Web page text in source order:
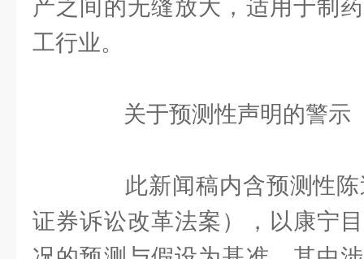
产之间的无缝放大，适用于制
工行业。
关于预测性声明的警示
此新闻稿内含预测性陈
证券诉讼改革法案），以康宁